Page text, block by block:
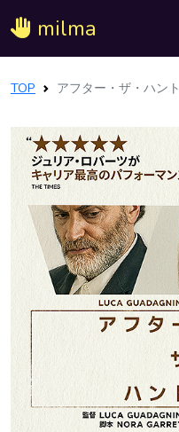
milma
TOP アフター・ザ・ハント